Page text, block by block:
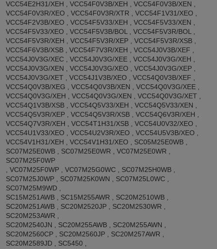
VCC54E2H31/XEH , VCC54F0V3B/XEH , VCC54F0V3B/XEN ,
VCC54F0V3R/XEO , VCC54F0V3R/XTR , VCC54F1V31/XEO ,
VCC54F2V3B/XEO , VCC54F5V33/XEH , VCC54F5V33/XEN ,
VCC54F5V33/XEO , VCC54F5V3B/BOL , VCC54F5V3R/BOL ,
VCC54F5V3R/XEH , VCC54F5V3R/XEP , VCC54F5V3R/XSB ,
VCC54F6V3B/XSB , VCC54F7V3R/XEH , VCC54J0V3B/XEF ,
VCC54J0V3G/XEC , VCC54J0V3G/XEE , VCC54J0V3G/XEH ,
VCC54J0V3G/XEN , VCC54J0V3G/XEO , VCC54J0V3G/XEP ,
VCC54J0V3G/XET , VCC54J1V3B/XEO , VCC54Q0V3B/XEF ,
VCC54Q0V3B/XEG , VCC54Q0V3B/XEN , VCC54Q0V3G/XEE ,
VCC54Q0V3G/XEH , VCC54Q0V3G/XEN , VCC54Q0V3G/XET ,
VCC54Q1V3B/XSB , VCC54Q5V33/XEH , VCC54Q5V33/XEN ,
VCC54Q5V3R/XEP , VCC54Q5V3R/XSB , VCC54Q6V3R/XEH ,
VCC54Q7V3R/XEH , VCC54T1H31/XSB , VCC54U0V32/XEO ,
VCC54U1V33/XEO , VCC54U2V3R/XEO , VCC54U5V3B/XEO ,
VCC54V1H31/XEH , VCC54V1H31/XEO , SC05M25E0WB ,
SC07M25E0WB , SC07M25E0WR , VC07M25E0WR ,
SC07M25F0WP
, VC07M25F0WP , VC07M25G0WC , SC07M25H0WB ,
SC07M25J0WP , SC07M25K0WN , SC07M25L0WC ,
SC07M25M9WD ,
SC15M251AWB , SC15M255AWR , SC20M2510WB ,
SC20M251AWB , SC20M2520JP , SC20M2530WR ,
SC20M253AWR ,
SC20M2540JN , SC20M255AWB , SC20M255AWN ,
SC20M2560CP , SC20M2560JP , SC20M257AWR ,
SC20M2589JD , SC5450 ,